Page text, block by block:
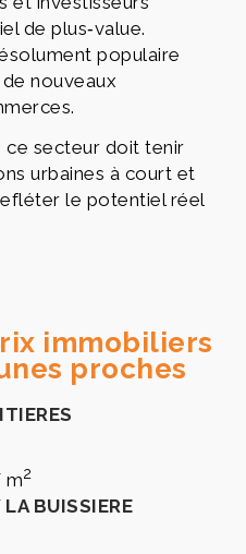
de plus‑value.
populaire
nouveaux
ce secteur doit tenir
urbaines à court et
le potentiel réel
immobiliers
proches
m2
BUISSIERE